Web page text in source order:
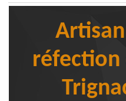
réfection